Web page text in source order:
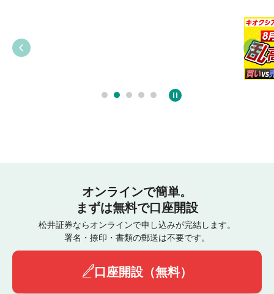
オンラインで簡単。
まずは無料で口座開設
松井証券ならオンラインで申し込みが完結します。
署名・捺印・書類の郵送は不要です。
口座開設（無料）